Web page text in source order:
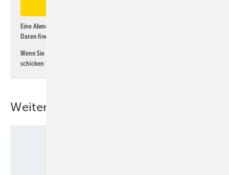
Eine Abmeldung ist jederzeit möglich. Informationen zum Umgang mit
Daten finden Sie auch in unserer
Wenn Sie selbst eine interessante Meldung beitragen möchten, so
schicken Sie diese bitte an
Weitere Inhalte